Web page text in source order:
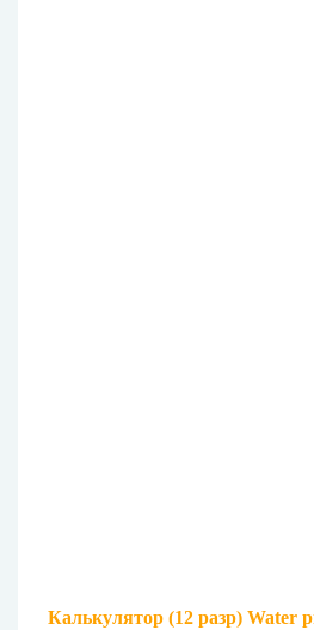
Калькулятор (12 разр) Water